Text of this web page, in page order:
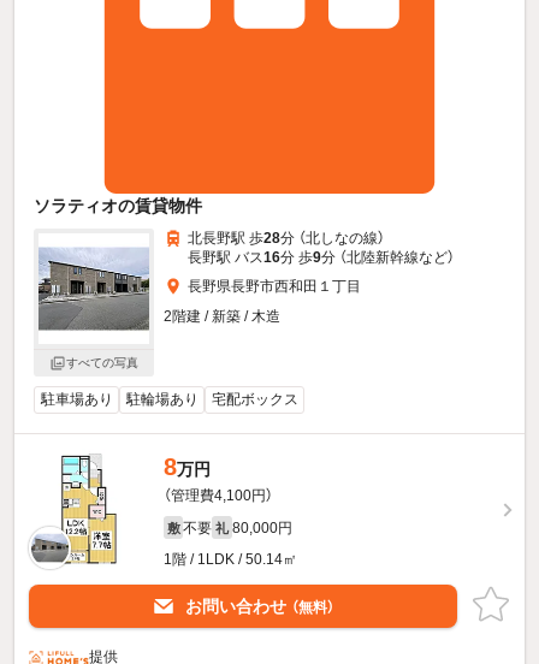
ソラティオの賃貸物件
すべての写真
北長野駅 歩28分 （北しなの線）
長野駅 バス16分 歩9分 （北陸新幹線など）
長野県長野市西和田１丁目
2階建 / 新築 / 木造
駐車場あり 駐輪場あり 宅配ボックス
8万円
（管理費4,100円）
敷 不要 礼 80,000円
1階 / 1LDK / 50.14㎡
お問い合わせ （無料）
提供